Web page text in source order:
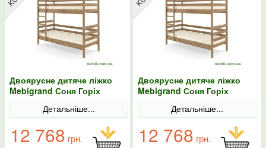
Двоярусне дитяче ліжко
Mebigrand Соня Горіх
світлий 80х200
Детальніше...
12 768 грн.
Двоярусне дитяче ліжко
Mebigrand Соня Горіх
світлий 80х190
Детальніше...
12 768 грн.